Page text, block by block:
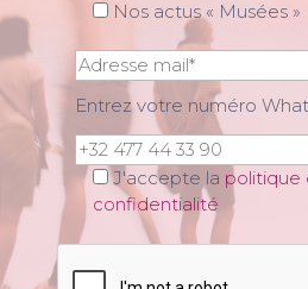
Nos actus « Musées »
Entrez votre numéro
J'accepte la politique
confidentialité